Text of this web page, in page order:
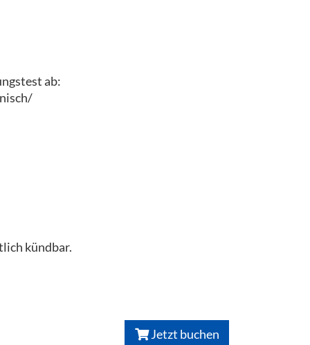
ab:
kündbar.
Jetzt buchen